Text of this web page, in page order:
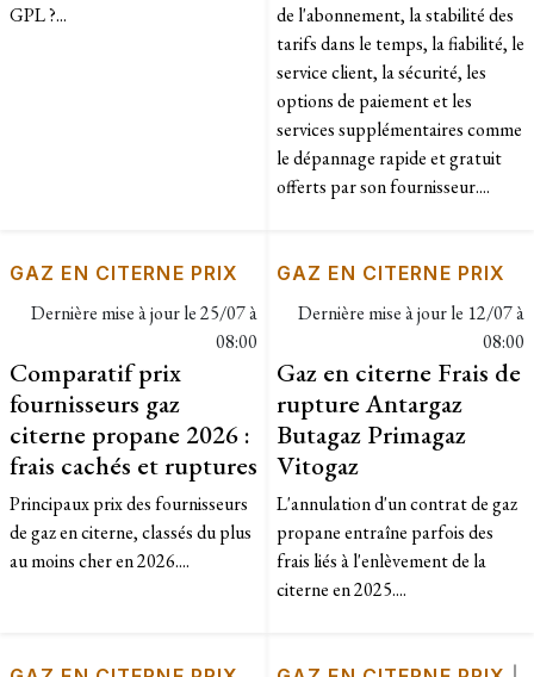
GPL ?...
de l'abonnement, la stabilité des
tarifs dans le temps, la fiabilité, le
service client, la sécurité, les
options de paiement et les
services supplémentaires comme
le dépannage rapide et gratuit
offerts par son fournisseur....
GAZ EN CITERNE PRIX
Dernière mise à jour le25/07 à
08:00
Comparatif prix
fournisseurs gaz
citerne propane 2026 :
frais cachés et ruptures
Principaux prix des fournisseurs
de gaz en citerne, classés du plus
au moins cher en 2026....
GAZ EN CITERNE PRIX
Dernière mise à jour le 12/07 à
08:00
Gaz en citerne Frais de
rupture Antargaz
Butagaz Primagaz
Vitogaz
L'annulation d'un contrat de gaz
propane entraîne parfois des
frais liés à l'enlèvement de la
citerne en 2025....